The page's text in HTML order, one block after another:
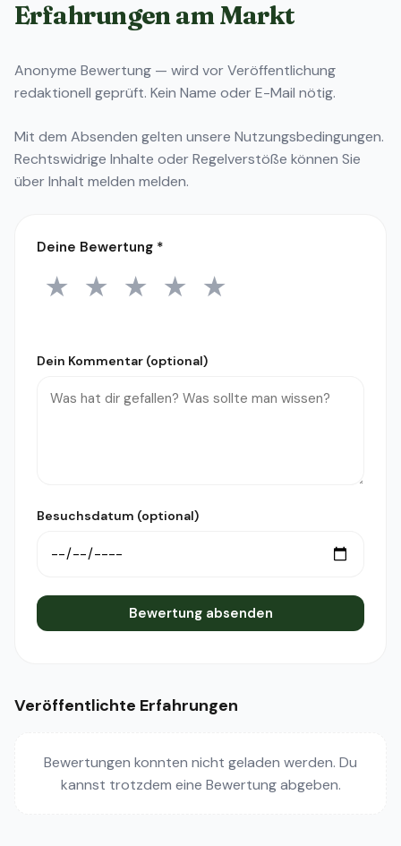
Erfahrungen am Markt
Anonyme Bewertung — wird vor Veröffentlichung
redaktionell geprüft. Kein Name oder E-Mail nötig.
Mit dem Absenden gelten unsere Nutzungsbedingungen.
Rechtswidrige Inhalte oder Regelverstöße können Sie
überInhalt melden melden.
Deine Bewertung *
1 Stern
★ 2 Sterne
★ 3 Sterne
★ 4 Sterne
★ 5 Sterne
★
Dein Kommentar (optional)
Besuchsdatum (optional)
Bewertung absenden
Veröffentlichte Erfahrungen
Bewertungen konnten nicht geladen werden. Du
kannst trotzdem eine Bewertung abgeben.